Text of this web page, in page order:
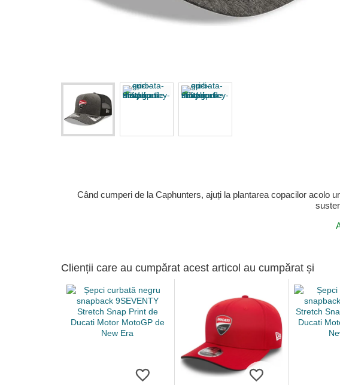
Când cumperi de la Caphunters, ajuți la plantarea copacilor acolo
Clienții care au cumpărat acest articol au cumpărat și